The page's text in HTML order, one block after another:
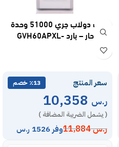
مكيف دولاب جري 51000 وحدة
انفرتر حار – بارد GVH60APXL-
S6DTC7A
سعر المنتج ٪13 خصم
ر.س
( يشمل الضريبة المضافة )
ر.س11,884 وفر 1526 ر.س